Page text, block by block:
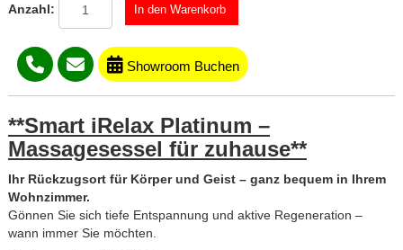
Anzahl:
Showroom Buchen
**Smart iRelax Platinum –
Massagesessel für zuhause**
Ihr Rückzugsort für Körper und Geist – ganz bequem in Ihrem
Wohnzimmer.
Gönnen Sie sich tiefe Entspannung und aktive Regeneration –
wann immer Sie möchten.